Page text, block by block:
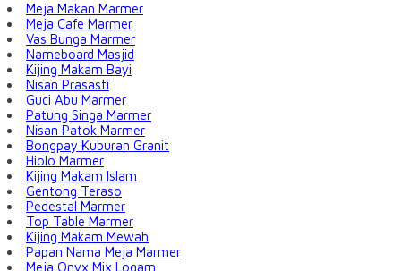
Meja Makan Marmer
Meja Cafe Marmer
Vas Bunga Marmer
Nameboard Masjid
Kijing Makam Bayi
Nisan Prasasti
Guci Abu Marmer
Patung Singa Marmer
Nisan Patok Marmer
Bongpay Kuburan Granit
Hiolo Marmer
Kijing Makam Islam
Gentong Teraso
Pedestal Marmer
Top Table Marmer
Kijing Makam Mewah
Papan Nama Meja Marmer
Meja Onyx Mix Logam